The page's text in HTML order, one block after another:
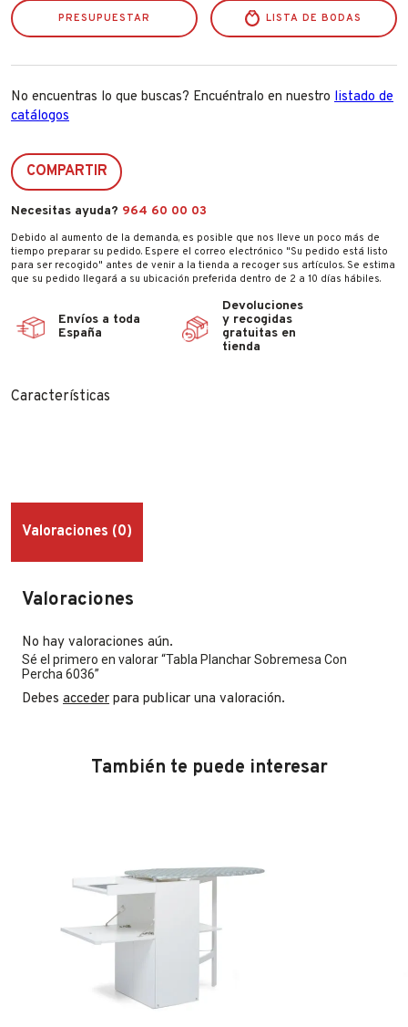
PRESUPUESTAR LISTA DE BODAS
No encuentras lo que buscas? Encuéntralo en nuestro listado de
catálogos
COMPARTIR
Necesitas ayuda? 964 60 00 03
Debido al aumento de la demanda, es posible que nos lleve un poco más de
tiempo preparar su pedido. Espere el correo electrónico "Su pedido está listo
para ser recogido" antes de venir a la tienda a recoger sus artículos. Se estima
que su pedido llegará a su ubicación preferida dentro de 2 a 10 días hábiles.
Envíos a toda
España
Devoluciones
y recogidas
gratuitas en
tienda
Características
Valoraciones (0)
Valoraciones
No hay valoraciones aún.
Sé el primero en valorar “Tabla Planchar Sobremesa Con
Percha 6036”
Debes acceder para publicar una valoración.
También te puede interesar